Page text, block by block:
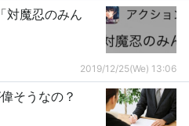
対魔忍のみん
2019/12/25(We) 13:06
そうなの？